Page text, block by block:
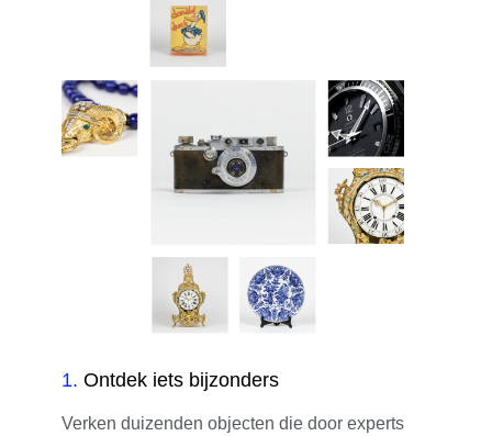
1. Ontdek iets bijzonders
Verken duizenden objecten die door experts